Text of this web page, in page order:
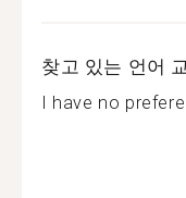
찾고 있는 언어
I have no